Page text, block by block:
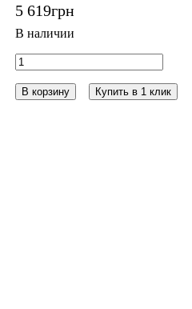
5 619грн
В корзину Купить в 1 клик